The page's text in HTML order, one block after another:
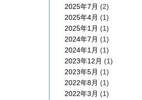
2025年7月 (2)
2025年4月 (1)
2025年1月 (1)
2024年7月 (1)
2024年1月 (1)
2023年12月 (1)
2023年5月 (1)
2022年8月 (1)
2022年3月 (1)